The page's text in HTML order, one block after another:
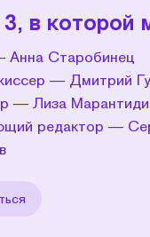
3, в которой
Анна Старобинец
— Дмитрий
— Лиза Марантиди
редактор —